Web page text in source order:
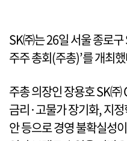
SK㈜는 26일 서울 종로
주주 총회(주총)’를 개최
주총 의장인 장용호 SK
금리·고물가 장기화, 지
안 등으로 경영 불확실성